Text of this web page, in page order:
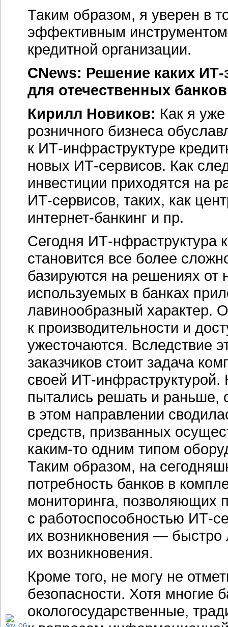
Таким образом, я уверен в
эффективным
кредитной организации.
CNews: Решение каких ИТ-
для отечественных
Кирилл Новиков: Как я
розничного бизнеса
к ИТ-инфраструктуре
новых ИТ-сервисов. Как
инвестиции приходятся на
ИТ-сервисов, таких, как
интернет-банкинг и пр.
Сегодня ИТ-нфраструктура
становится все более
базируются на решениях от
используемых в банках
лавинообразный характер.
к производительности и
ужесточаются. Вследствие
заказчиков стоит задача
своей ИТ-инфраструктурой.
пытались решать и раньше,
в этом направлении
средств, призванных
каким-то одним типом
Таким образом, на
потребность банков в
мониторинга, позволяющих
с работоспособностью ИТ-
их возникновения — быстро
их возникновения.
Кроме того, не могу не
безопасности. Хотя многие
окологосударственные,